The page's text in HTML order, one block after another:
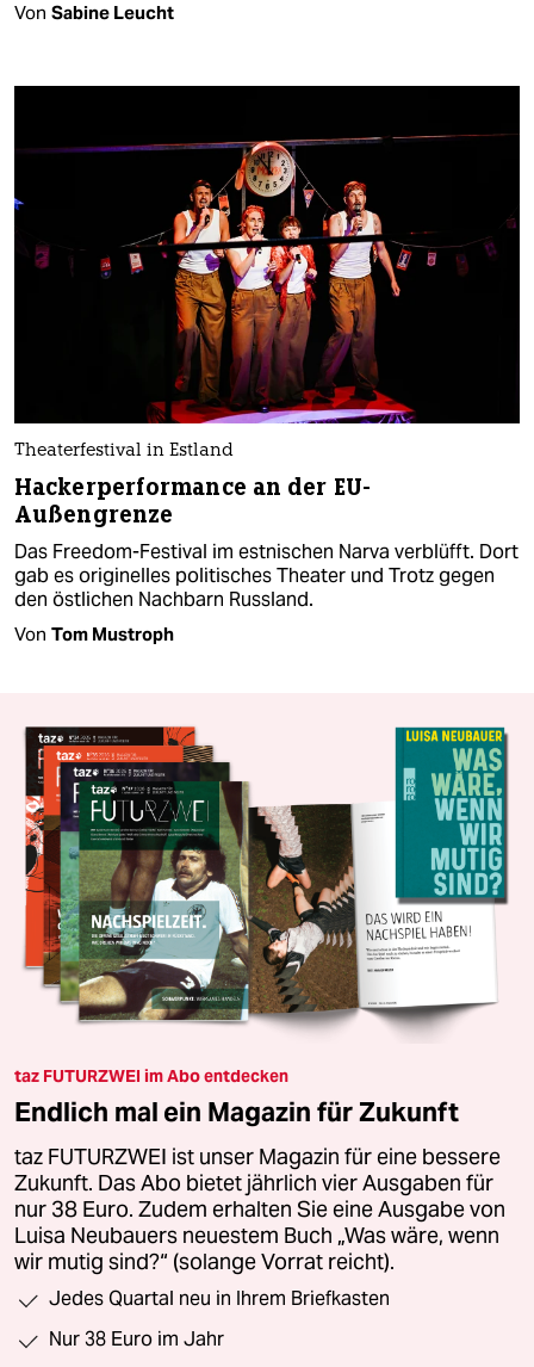
Von Sabine Leucht
Theaterfestival in Estland
Hackerperformance an der EU-
Außengrenze
Das Freedom-Festival im estnischen Narva verblüfft. Dort
gab es originelles politisches Theater und Trotz gegen
den östlichen Nachbarn Russland.
Von Tom Mustroph
taz FUTURZWEI im Abo entdecken
Endlich mal ein Magazin für Zukunft
taz FUTURZWEI ist unser Magazin für eine bessere
Zukunft. Das Abo bietet jährlich vier Ausgaben für
nur 38 Euro. Zudem erhalten Sie eine Ausgabe von
Luisa Neubauers neuestem Buch „Was wäre, wenn
wir mutig sind?“ (solange Vorrat reicht).
Jedes Quartal neu in Ihrem Briefkasten
Nur 38 Euro im Jahr